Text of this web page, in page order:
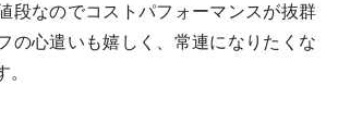
段なのでコストパフォーマンスが抜群
の心遣いも嬉しく、常連になりたくな